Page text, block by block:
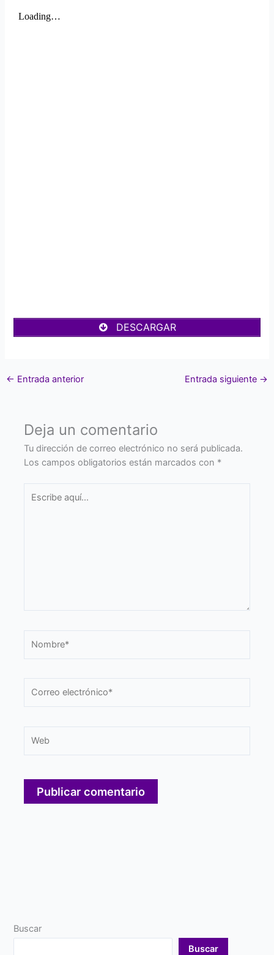
DESCARGAR
← Entrada anterior Entrada siguiente →
Deja un comentario
Tu dirección de correo electrónico no será publicada.
Los campos obligatorios están marcados con *
aquí...
electrónico*
Buscar
Buscar